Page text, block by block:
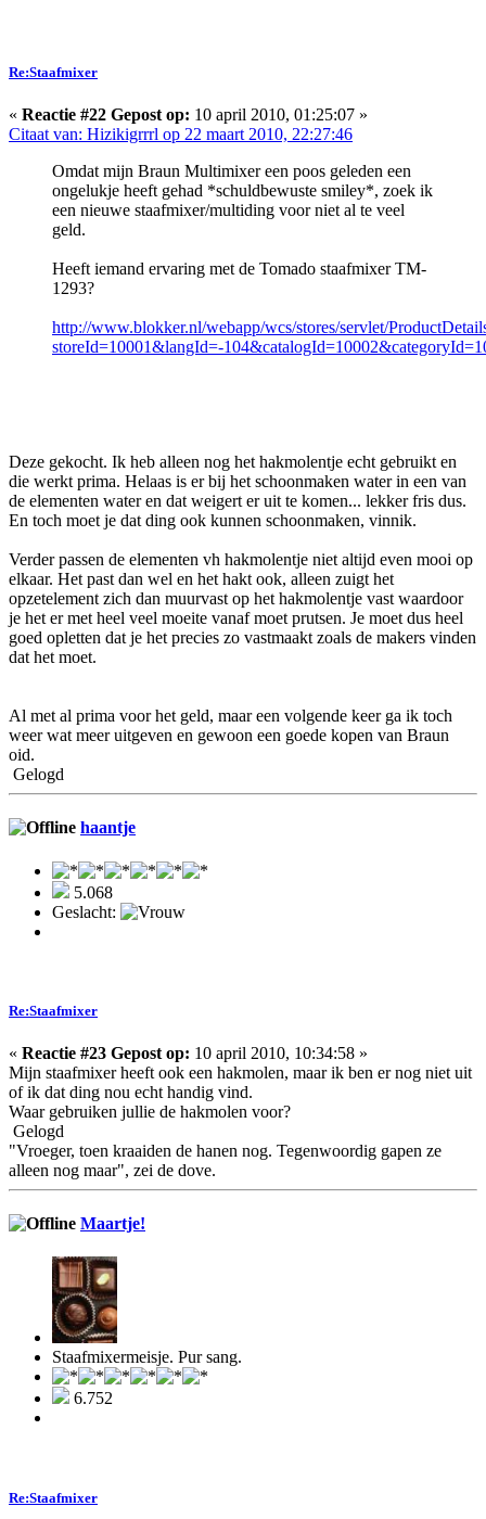
Re:Staafmixer
« Reactie #22 Gepost op: 10 april 2010, 01:25:07 »
Citaat van: Hizikigrrrl op 22 maart 2010, 22:27:46
Omdat mijn Braun Multimixer een poos geleden een
ongelukje heeft gehad *schuldbewuste smiley*, zoek ik
een nieuwe staafmixer/multiding voor niet al te veel
geld.
Heeft iemand ervaring met de Tomado staafmixer TM-
1293?
http://www.blokker.nl/webapp/wcs/stores/servlet/
storeId=10001&langId=-
Deze gekocht. Ik heb alleen nog het hakmolentje echt gebruikt en
die werkt prima. Helaas is er bij het schoonmaken water in een van
de elementen water en dat weigert er uit te komen... lekker fris dus.
En toch moet je dat ding ook kunnen schoonmaken, vinnik.
Verder passen de elementen vh hakmolentje niet altijd even mooi op
elkaar. Het past dan wel en het hakt ook, alleen zuigt het
opzetelement zich dan muurvast op het hakmolentje vast waardoor
je het er met heel veel moeite vanaf moet prutsen. Je moet dus heel
goed opletten dat je het precies zo vastmaakt zoals de makers vinden
dat het moet.
Al met al prima voor het geld, maar een volgende keer ga ik toch
weer wat meer uitgeven en gewoon een goede kopen van Braun
oid.
Gelogd
haantje
5.068
Geslacht:
Re:Staafmixer
« Reactie #23 Gepost op: 10 april 2010, 10:34:58 »
Mijn staafmixer heeft ook een hakmolen, maar ik ben er nog niet uit
of ik dat ding nou echt handig vind.
Waar gebruiken jullie de hakmolen voor?
Gelogd
"Vroeger, toen kraaiden de hanen nog. Tegenwoordig gapen ze
alleen nog maar", zei de dove.
Maartje!
Staafmixermeisje. Pur sang.
6.752
Re:Staafmixer